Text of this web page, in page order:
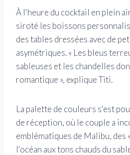
À l'heure du cocktail en plein
siroté les boissons
des tables dressées avec de
asymétriques. « Les bleus
sableuses et les chandelles
romantique », explique Titi.
La palette de couleurs s'est
de réception, où le couple a
emblématiques de Malibu, des
l'océan aux tons chauds du